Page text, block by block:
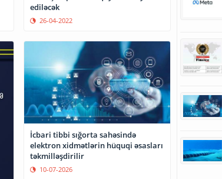
ediləcək
26-04-2022
İcbari tibbi sığorta sahəsində
elektron xidmətlərin hüquqi əsasları
təkmilləşdirilir
10-07-2026